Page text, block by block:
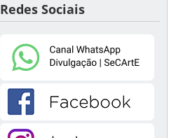
Redes Sociais